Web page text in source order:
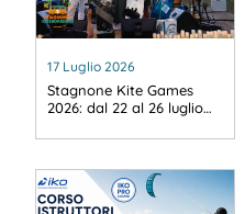
17 Luglio 2026
Stagnone Kite Games
2026: dal 22 al 26 luglio…